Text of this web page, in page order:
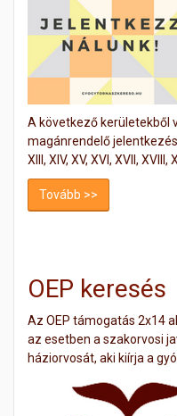
A következő kerületekből
magánrendelő
XIII, XIV, XV, XVI, XVII, XVIII,
Tovább >>
OEP keresés
Az OEP támogatás 2x14
az esetben a szakorvosi
háziorvosát, aki kiírja a